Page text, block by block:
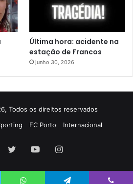
Última hora: acidente na
estação de Francos
junho 30, 2026
Todos os direitos reservados
FC Porto Internacional
TwitterYouTubeInstagram